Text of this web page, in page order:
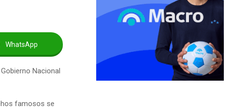
WhatsApp
Nacional
famosos se